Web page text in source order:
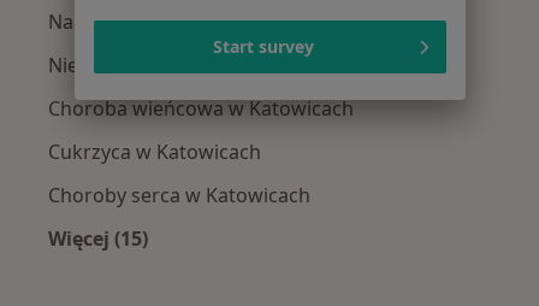
Nadciśnienie tętnicze w Katowicach
Niewydolność serca w Katowicach
Choroba wieńcowa w Katowicach
Cukrzyca w Katowicach
Choroby serca w Katowicach
Więcej (15)
Start survey